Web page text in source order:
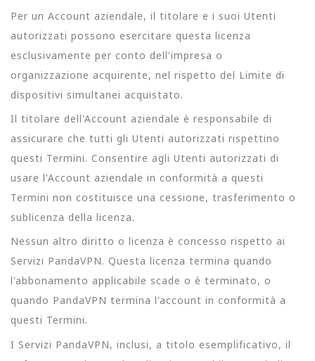
Per un Account aziendale, il titolare e i suoi Utenti
autorizzati possono esercitare questa licenza
esclusivamente per conto dell'impresa o
organizzazione acquirente, nel rispetto del Limite di
dispositivi simultanei acquistato.
Il titolare dell'Account aziendale è responsabile di
assicurare che tutti gli Utenti autorizzati rispettino
questi Termini. Consentire agli Utenti autorizzati di
usare l'Account aziendale in conformità a questi
Termini non costituisce una cessione, trasferimento o
sublicenza della licenza.
Nessun altro diritto o licenza è concesso rispetto ai
Servizi PandaVPN. Questa licenza termina quando
l'abbonamento applicabile scade o è terminato, o
quando PandaVPN termina l'account in conformità a
questi Termini.
I Servizi PandaVPN, inclusi, a titolo esemplificativo, il